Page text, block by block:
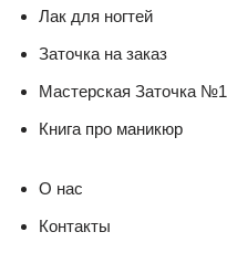
Лак для ногтей
Заточка на заказ
Мастерская Заточка №1
Книга про маникюр
О нас
Контакты